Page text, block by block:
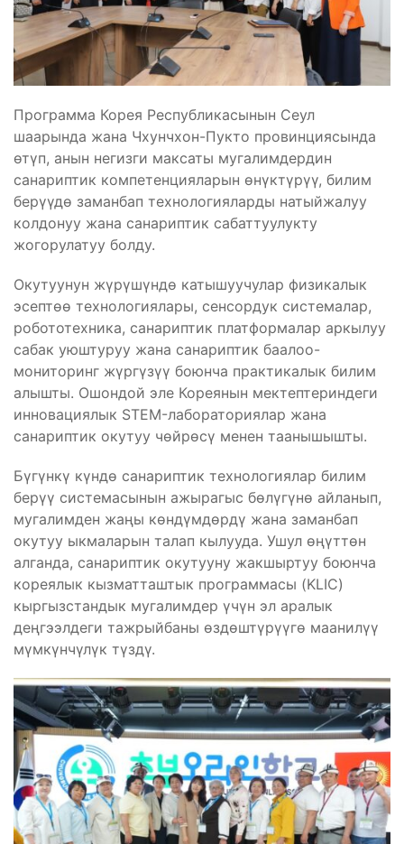
Программа Корея Республикасынын Сеул
шаарында жана Чхунчхон-Пукто провинциясында
өтүп, анын негизги максаты мугалимдердин
санариптик компетенцияларын өнүктүрүү, билим
берүүдө заманбап технологияларды натыйжалуу
колдонуу жана санариптик сабаттуулукту
жогорулатуу болду.
Окутуунун жүрүшүндө катышуучулар физикалык
эсептөө технологиялары, сенсордук системалар,
робототехника, санариптик платформалар аркылуу
сабак уюштуруу жана санариптик баалоо-
мониторинг жүргүзүү боюнча практикалык билим
алышты. Ошондой эле Кореянын мектептериндеги
инновациялык STEM-лабораториялар жана
санариптик окутуу чөйрөсү менен таанышышты.
Бүгүнкү күндө санариптик технологиялар билим
берүү системасынын ажырагыс бөлүгүнө айланып,
мугалимден жаңы көндүмдөрдү жана заманбап
окутуу ыкмаларын талап кылууда. Ушул өңүттөн
алганда, санариптик окутууну жакшыртуу боюнча
кореялык кызматташтык программасы (KLIC)
кыргызстандык мугалимдер үчүн эл аралык
деңгээлдеги тажрыйбаны өздөштүрүүгө маанилүү
мүмкүнчүлүк түздү.